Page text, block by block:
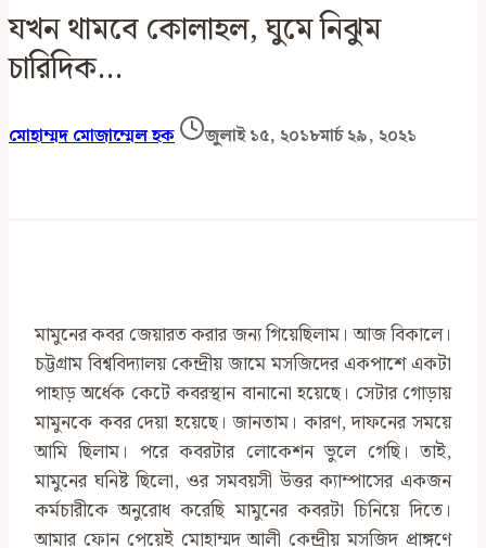
যখন থামবে কোলাহল, ঘুমে নিঝুম
চারিদিক…
মোহাম্মদ মোজাম্মেল হক জুলাই ১৫, ২০১৮মার্চ ২৯, ২০২১
মামুনের কবর জেয়ারত করার জন্য গিয়েছিলাম। আজ বিকালে।
চট্টগ্রাম বিশ্ববিদ্যালয় কেন্দ্রীয় জামে মসজিদের ‌একপাশে একটা
পাহাড় অর্ধেক কেটে কবরস্থান বানানো হয়েছে। সেটার গোড়ায়
মামুনকে কবর দেয়া হয়েছে। জানতাম। কারণ, দাফনের সময়ে
আমি ছিলাম। পরে কবরটার লোকেশন ভুলে গেছি। তাই,
মামুনের ঘনিষ্ট ছিলো, ওর সমবয়সী উত্তর ক্যাম্পাসের একজন
কর্মচারীকে অনুরোধ করেছি মামুনের কবরটা চিনিয়ে দিতে।
আমার ফোন পেয়েই মোহাম্মদ আলী কেন্দ্রীয় মসজিদ প্রাঙ্গণে